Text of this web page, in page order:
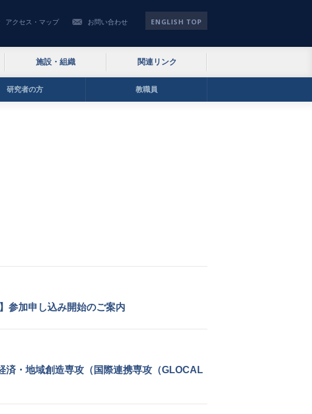
アクセス・マップ お問い合わせ ENGLISH TOP
施設・組織 関連リンク
研究者の方 教職員
参加申し込み開始のご案内
済・地域創造専攻（国際連携専攻（GLOCAL